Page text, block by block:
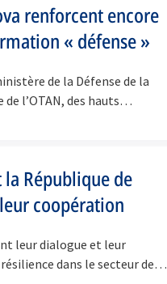
renforcent encore
« défense »
de la Défense de la
l’OTAN, des hauts…
la République de
coopération
leur dialogue et leur
dans le secteur de…